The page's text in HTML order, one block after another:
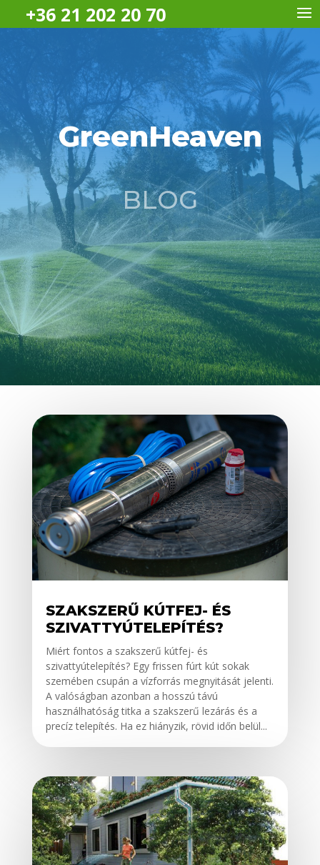
+36 21 202 20 70
GreenHeaven
BLOG
SZAKSZERŰ KÚTFEJ- ÉS
SZIVATTYÚTELEPÍTÉS?
Miért fontos a szakszerű kútfej- és
szivattyútelepítés? Egy frissen fúrt kút sokak
szemében csupán a vízforrás megnyitását jelenti.
A valóságban azonban a hosszú távú
használhatóság titka a szakszerű lezárás és a
precíz telepítés. Ha ez hiányzik, rövid időn belül...